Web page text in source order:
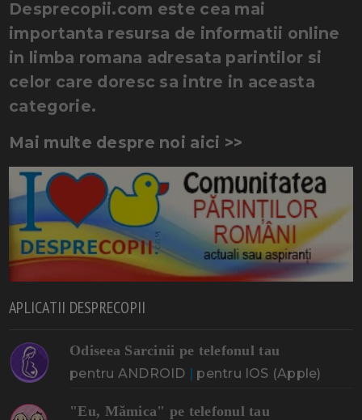
Desprecopii.com este cea mai
importanta resursa de informatii online
in limba romana adresata parintilor si
celor care doresc sa intre in aceasta
categorie.
Mai multe despre noi aici >>
APLICATII DESPRECOPII
Odiseea Sarcinii pe telefonul tau
pentru ANDROID | pentru IOS (Apple)
"Eu, Mămica" pe telefonul tau